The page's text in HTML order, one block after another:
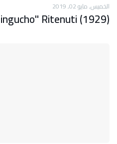
الخميس, مايو 02, 2019
Ritenuti (1929)